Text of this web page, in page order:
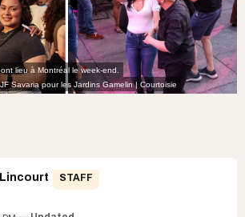
lieu à Montréal le week-end.
JF Savaria pour les Jardins Gamelin | Courtoisie
Lincourt STAFF